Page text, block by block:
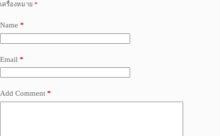
เครื่องหมาย *
Name *
Email *
Add Comment *